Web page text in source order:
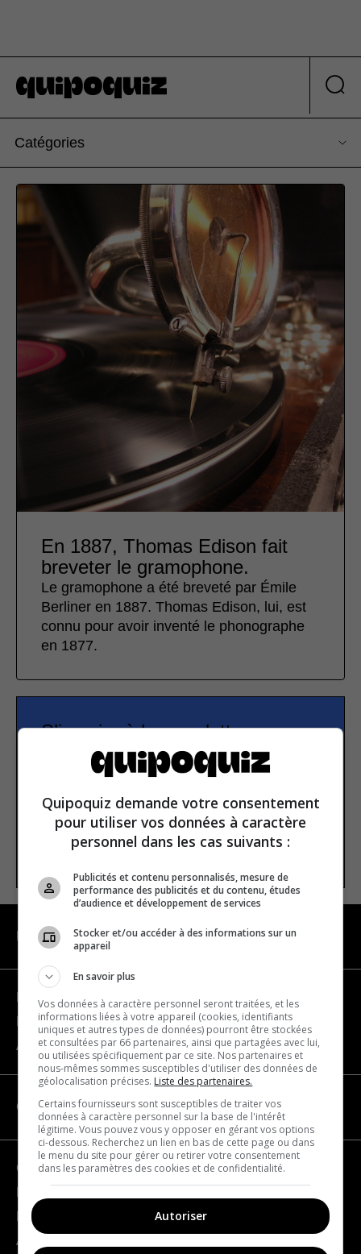
Catégories
En 1887, Thomas Edison fait
breveter le gramophone.
Le gramophone a été breveté par Émile
Berliner en 1887. Thomas Edison, lui, est
connu pour avoir inventé le phonographe
en 1877.
S’inscrire à la newsletter
S’INSCRIRE
NAVIGATION
Devenir partenaire
Nous joindre
À propos
CATÉGORIES
Géographie
Europe
Amériques
Quipoquiz demande votre consentement
pour utiliser vos données à caractère
personnel dans les cas suivants :
Publicités et contenu personnalisés, mesure de
performance des publicités et du contenu, études
d’audience et développement de services
Stocker et/ou accéder à des informations sur un
appareil
En savoir plus
Vos données à caractère personnel seront traitées, et les
informations liées à votre appareil (cookies, identifiants
uniques et autres types de données) pourront être stockées
et consultées par 66 partenaires, ainsi que partagées avec lui,
ou utilisées spécifiquement par ce site. Nos partenaires et
nous-mêmes sommes susceptibles d'utiliser des données de
géolocalisation précises. Liste des partenaires.
Certains fournisseurs sont susceptibles de traiter vos
données à caractère personnel sur la base de l'intérêt
légitime. Vous pouvez vous y opposer en gérant vos options
ci-dessous. Recherchez un lien en bas de cette page ou dans
le menu du site pour gérer ou retirer votre consentement
dans les paramètres des cookies et de confidentialité.
Autoriser